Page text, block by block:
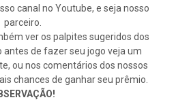
canal no Youtube, e seja nosso
parceiro.
ver os palpites sugeridos dos
antes de fazer seu jogo veja um
ou nos comentários dos nossos
chances de ganhar seu prêmio.